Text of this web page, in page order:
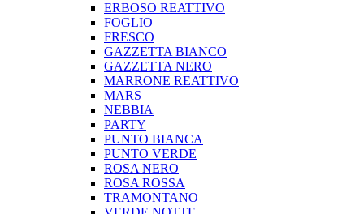
ERBOSO REATTIVO
FOGLIO
FRESCO
GAZZETTA BIANCO
GAZZETTA NERO
MARRONE REATTIVO
MARS
NEBBIA
PARTY
PUNTO BIANCA
PUNTO VERDE
ROSA NERO
ROSA ROSSA
TRAMONTANO